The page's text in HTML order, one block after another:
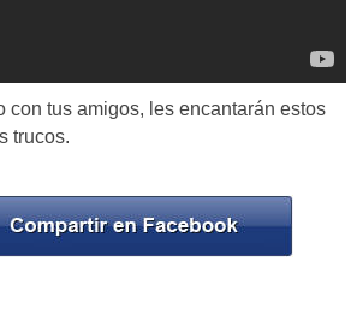
con tus amigos, les encantarán estos
trucos.